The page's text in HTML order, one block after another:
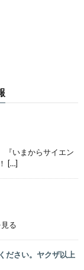
いまからサイエン
[…]
る
ださい。ヤクザ以上